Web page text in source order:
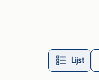
Lijst